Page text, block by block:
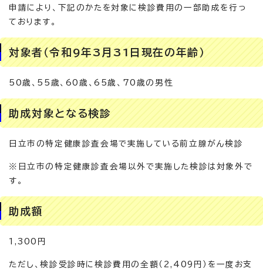
申請により、下記のかたを対象に検診費用の一部助成を行っ
ております。
対象者（令和9年3月31日現在の年齢）
50歳、55歳、60歳、65歳、70歳の男性
助成対象となる検診
日立市の特定健康診査会場で実施している前立腺がん検診
※日立市の特定健康診査会場以外で実施した検診は対象外で
す。
助成額
1,300円
ただし、検診受診時に検診費用の全額（2,409円）を一度お支